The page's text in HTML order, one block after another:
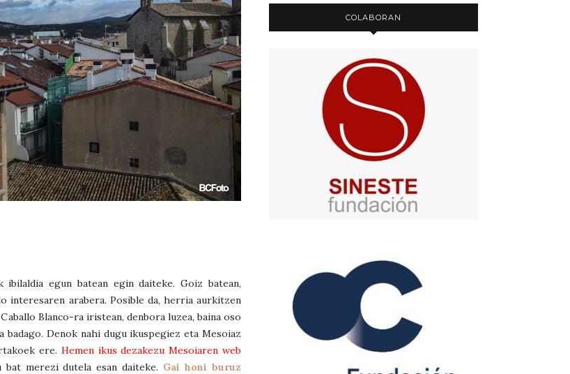
egun batean egin daiteke. Goiz batean,
interesaren arabera. Posible da, herria aurkitzen
Blanco-ra iristean, denbora luzea, baina oso
Denok nahi dugu ikuspegiez eta Mesoiaz
ere. Hemen ikus dezakezu Mesoiaren web
merezi dutela esan daiteke. Gai honi buruz
COLABORAN